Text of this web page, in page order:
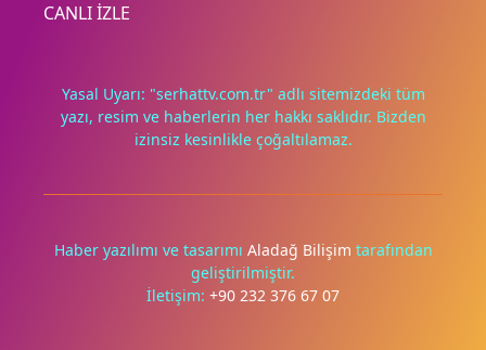
Deneyimini iyileştirmek ve içeriğimizi geliştirmek için çerezler
yalnızca onayınla.
CANLI İZLE
Yasal Uyarı: "serhattv.com.tr" adlı sitemizdeki tüm
yazı, resim ve haberlerin her hakkı saklıdır. Bizden
izinsiz kesinlikle çoğaltılamaz.
Haber yazılımı ve tasarımı Aladağ Bilişim tarafından
geliştirilmiştir.
İletişim: +90 232 376 67 07